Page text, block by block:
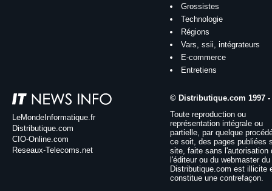
Grossistes
Technologie
Régions
Vars, ssii, intégrateurs
E-commerce
Entretiens
LeMondeInformatique.fr
Distributique.com
CIO-Online.com
Reseaux-Telecoms.net
© Distributique.com 1997 -
Toute reproduction ou
représentation intégrale ou
partielle, par quelque
ce soit, des pages publiées
site, faite sans l'autorisation
l'éditeur ou du webmaster
Distributique.com est illicite
constitue une contrefaçon.